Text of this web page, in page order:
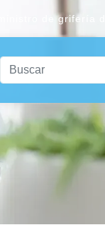
de grifería